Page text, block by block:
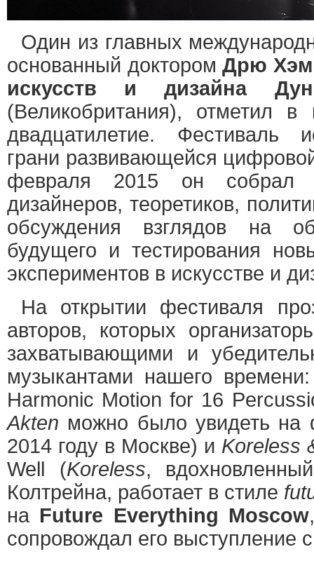
Один из главных
основанный докторомДрю
искусств и дизайна
(Великобритания), отметил
двадцатилетие. Фестиваль
грани развивающейся
февраля 2015 он собрал
дизайнеров, теоретиков,
обсуждения взглядов на
будущего и тестирования
экспериментов в искусстве и
На открытии фестиваля
авторов, которых
захватывающими и
музыкантами нашего
Harmonic Motion for 16
Akten можно было увидеть на
2014 году в Москве) и Koreless
Well (Koreless,
Колтрейна, работает в стиле
на Future Everything Moscow
сопровождал его выступление